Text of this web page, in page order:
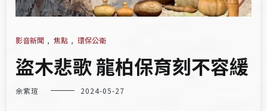
影音新聞 , 焦點 , 環保公衛
盜木悲歌 龍柏保育刻不容緩
余紫瑄 2024-05-27